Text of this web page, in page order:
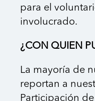
para el
involucrado.
¿CON QUIEN
La mayoría de
reportan a
Participación